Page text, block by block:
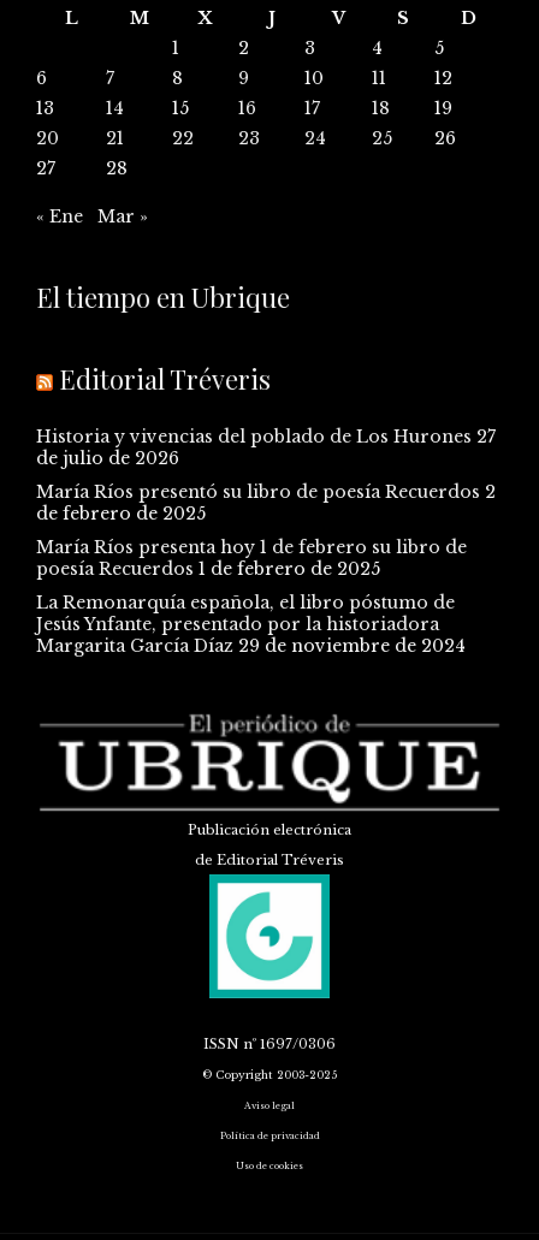
L
M X J V S
D
1
2 3 4
5
6
7 8 9 10 11
12
13
14 15 16 17 18
19
20
21 22 23 24 25
26
27
28
« Ene Mar »
El tiempo en Ubrique
Editorial Tréveris
Historia y vivencias del poblado de Los Hurones 27
de julio de 2026
María Ríos presentó su libro de poesía Recuerdos 2
de febrero de 2025
María Ríos presenta hoy 1 de febrero su libro de
poesía Recuerdos 1 de febrero de 2025
La Remonarquía española, el libro póstumo de
Jesús Ynfante, presentado por la historiadora
Margarita García Díaz 29 de noviembre de 2024
Publicación electrónica
de Editorial Tréveris
ISSN nº 1697/0306
© Copyright 2003-2025
Aviso legal
Política de privacidad
Uso de cookies